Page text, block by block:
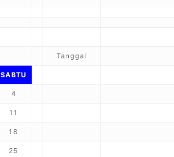
Tanggal
SABTU
4
11
18
25